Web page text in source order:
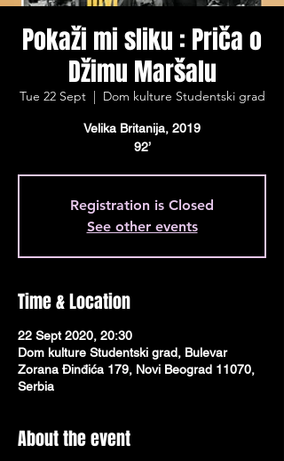
Pokaži mi sliku : Priča o
Džimu Maršalu
Tue 22 Sept
  |
Dom kulture Studentski grad
Velika Britanija, 2019
92’
Registration is Closed
See other events
Time & Location
22 Sept 2020, 20:30
Dom kulture Studentski grad, Bulevar
Zorana Đinđića 179, Novi Beograd 11070,
Serbia
About the event